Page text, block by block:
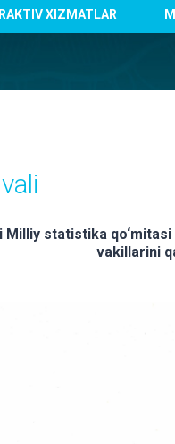
XIZMATLAR
Milliy statistika
vakillarini